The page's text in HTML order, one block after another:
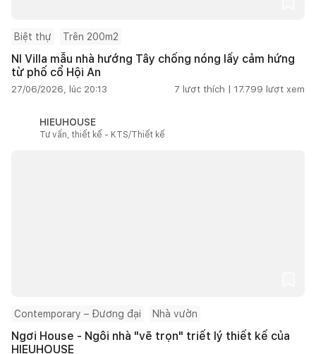
Biệt thự Trên 200m2
NI Villa mẫu nhà hướng Tây chống nóng lấy cảm hứng
từ phố cổ Hội An
27/06/2026, lúc 20:13 7 lượt thích | 17.799 lượt xem
HIEUHOUSE
Tư vấn, thiết kế - KTS/Thiết kế
Contemporary – Đương đại Nhà vườn
Ngơi House - Ngôi nhà "vẽ trọn" triết lý thiết kế của
HIEUHOUSE